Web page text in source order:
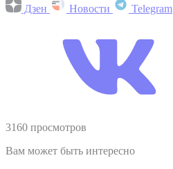
Дзен Новости Telegram
3160 просмотров
Вам может быть интересно